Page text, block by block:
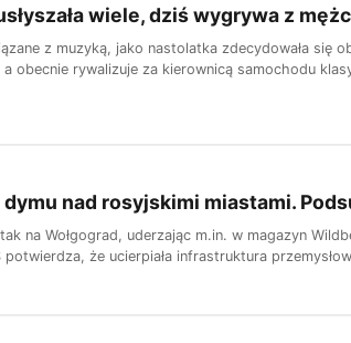
wiele, dziś wygrywa z
z muzyką, jako nastolatka zdecydowała się
obecnie rywalizuje za kierownicą samochodu
dymu nad rosyjskimi miastami.
na Wołgograd, uderzając m.in. w magazyn
potwierdza, że ucierpiała infrastruktura